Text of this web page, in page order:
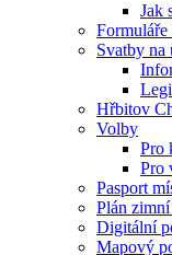
Jak
Formuláře
Svatby na
Hřbitov
Volby
Pro
Pro
Pasport
Plán
Digitální
Mapový